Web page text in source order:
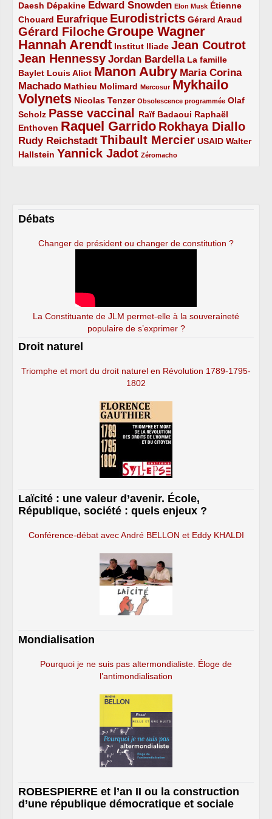
Daesh
2/5 Dépakine
2/5 Edward Snowden
3/5 Elon Musk
1/5
Étienne
Chouard
2/5 Eurafrique
3/5 Eurodistricts
4/5 Gérard Araud
2/5
Gérard Filoche
4/5 Groupe Wagner
5/5
Hannah Arendt
5/5 Institut Iliade
2/5 Jean Coutrot
4/5
Jean Hennessy
4/5 Jordan Bardella
3/5
La famille
Baylet
2/5 Louis Aliot
2/5 Manon Aubry
5/5
Maria Corina
Machado
3/5 Mathieu Molimard
2/5 Mercosur
1/5
Mykhailo
Volynets
5/5 Nicolas Tenzer
2/5 Obsolescence programmée
1/5
Olaf
Scholz
2/5 Passe vaccinal
4/5 Raïf Badaoui
2/5
Raphaël
Enthoven
2/5 Raquel Garrido
5/5 Rokhaya Diallo
4/5
Rudy Reichstadt
3/5 Thibault Mercier
4/5 USAID
2/5
Walter
Hallstein
2/5 Yannick Jadot
4/5 Zéromacho
1/5
Débats
Changer de président ou changer de constitution ?
La Constituante de JLM permet-elle à la souveraineté
populaire de s’exprimer ?
Droit naturel
Triomphe et mort du droit naturel en Révolution 1789-1795-
1802
Laïcité : une valeur d’avenir. École,
République, société : quels enjeux ?
Conférence-débat avec André BELLON et Eddy KHALDI
Mondialisation
Pourquoi je ne suis pas altermondialiste. Éloge de
l’antimondialisation
ROBESPIERRE et l’an II ou la construction
d’une république démocratique et sociale